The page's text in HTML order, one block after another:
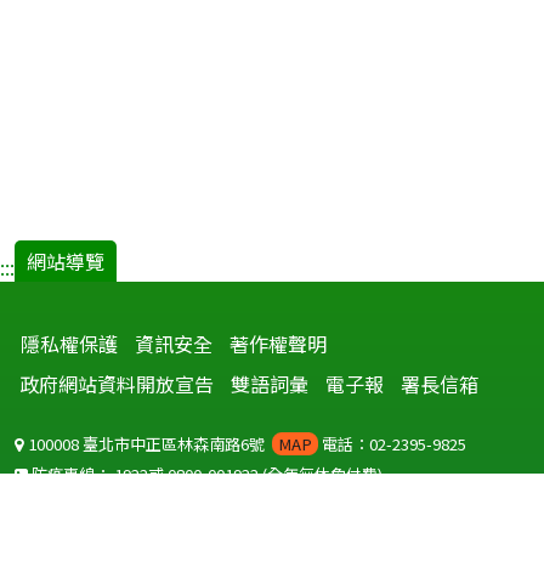
::: 網站導覽
隱私權保護 資訊安全 著作權聲明
政府網站資料開放宣告
雙語詞彙 電子報 署長信箱
100008 臺北市中正區林森南路6號 MAP 電話：02-2395-9825
防疫專線：1922或0800-001922(全年無休免付費)